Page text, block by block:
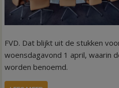
FVD. Dat blijkt uit de stukken
woensdagavond 1 april, waarin
worden benoemd.